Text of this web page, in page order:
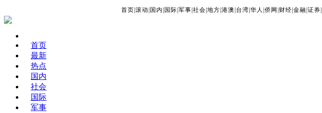
首页 滚动 国内 国际 军事 社会 地方 港澳 台湾 华人 侨网 财经 金融 证券
首页
最新
热点
国内
社会
国际
军事